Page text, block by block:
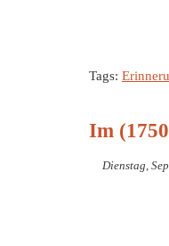
Tags:
Im
Dienstag,